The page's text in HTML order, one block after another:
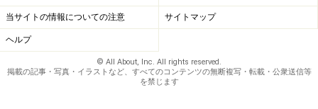
当サイトの情報についての注意 サイトマップ
ヘルプ
© All About, Inc. All rights reserved.
掲載の記事・写真・イラストなど、すべてのコンテンツの無断複写・転載・公衆送信等
を禁じます